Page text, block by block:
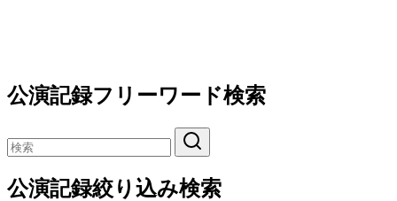
公演記録フリーワード検索
公演記録絞り込み検索